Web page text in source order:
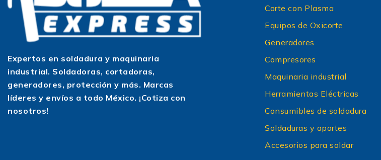
Expertos en soldadura y maquinaria
industrial. Soldadoras, cortadoras,
generadores, protección y más. Marcas
líderes y envíos a todo México. ¡Cotiza con
nosotros!
Corte con Plasma
Equipos de Oxicorte
Generadores
Compresores
Maquinaria industrial
Herramientas Eléctricas
Consumibles de soldadura
Soldaduras y aportes
Accesorios para soldar